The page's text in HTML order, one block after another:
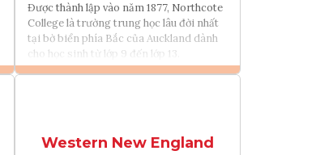
Được thành lập vào năm 1877, Northcote
College là trường trung học lâu đời nhất
tại bờ biển phía Bắc của Auckland dành
cho học sinh từ lớp 9 đến lớp 13.
Tìm chương trình học
Western New England